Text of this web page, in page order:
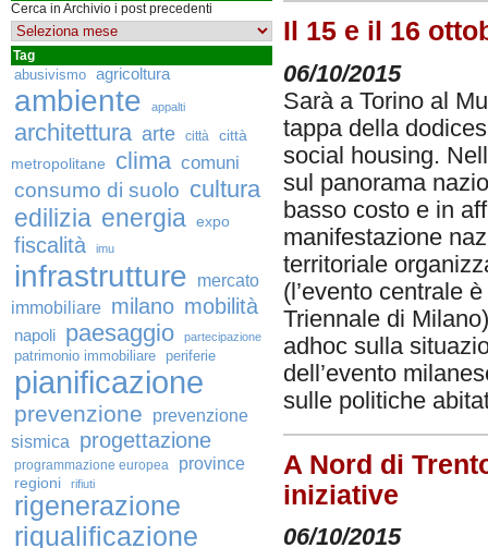
Cerca in Archivio i post precedenti
Tag
abusivismo agricoltura
ambiente appalti
architettura arte città
città
metropolitane
clima comuni
consumo di suolo cultura
edilizia energia expo
fiscalità imu
infrastrutture
mercato
immobiliare milano mobilità
napoli paesaggio partecipazione
patrimonio immobiliare periferie
pianificazione
prevenzione
prevenzione
sismica
progettazione
programmazione europea province
regioni rifiuti
rigenerazione
riqualificazione
Il 15 e il 16
06/10/2015
Sarà a Torino al
tappa della
social housing.
sul panorama
basso costo e in
manifestazione
territoriale
(l’evento centrale
Triennale di
adhoc sulla
dell’evento
sulle politiche
A Nord di
iniziative
06/10/2015